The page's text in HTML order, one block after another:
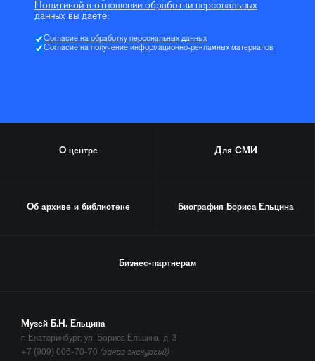
Политикой в отношении обработки персональных
данных вы даёте:
Согласие на обработку персональных данных
Согласие на получение информационно-рекламных материалов
О центре Для СМИ
Об архиве и библиотеке Биография Бориса Ельцина
Бизнес-партнерам
Музей Б.Н. Ельцина
г. Екатеринбург, ул. Бориса Ельцина, д. 3
+7 (909) 006-70-70 (заказ экскурсий)